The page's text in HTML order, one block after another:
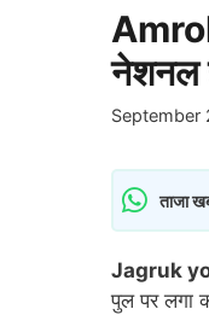
नेशनल
September
ताजा
Jagruk
पुल पर लगा